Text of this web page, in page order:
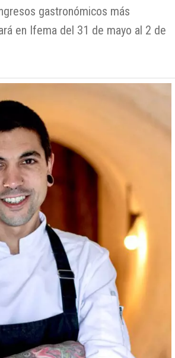
gastronómicos más
en Ifema del 31 de mayo al 2 de